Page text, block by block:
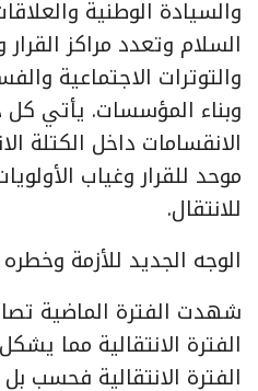
والسيادة الوطنية
السلام وتعدد مراكز
والتوترات الاجتماعية
وبناء المؤسسات. يأتي
الانقسامات داخل الكتلة
موحد للقرار وغياب
للانتقال.
الوجه الجديد للأزمة
شهدت الفترة الماضية
الفترة الانتقالية مما
الفترة الانتقالية فحسب